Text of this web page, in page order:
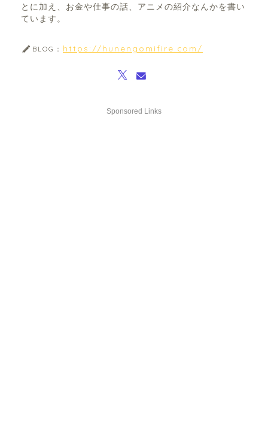
とに加え、お金や仕事の話、アニメの紹介なんかを書い
ています。
BLOG： https://hunengomifire.com/
Sponsored Links